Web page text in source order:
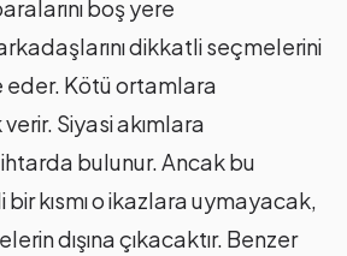
boş yere
dikkatli seçmelerini
eder. Kötü ortamlara
Siyasi akımlara
ihtarda bulunur. Ancak bu
kısmı o ikazlara uymayacak,
dışına çıkacaktır. Benzer